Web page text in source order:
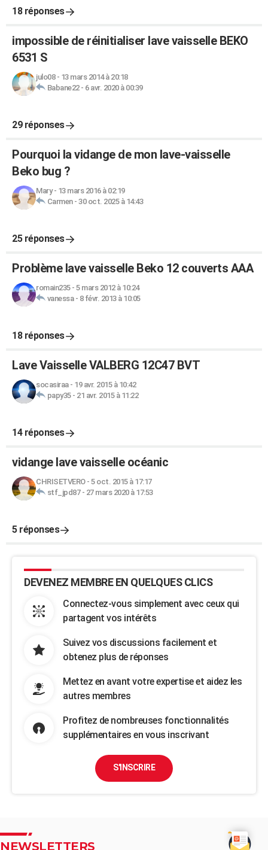
18 réponses
impossible de réinitialiser lave vaisselle BEKO
6531 S
julo08- 13 mars 2014 à 20:18
Babane22- 6 avr. 2020 à 00:39
29 réponses
Pourquoi la vidange de mon lave-vaisselle
Beko bug ?
Mary- 13 mars 2016 à 02:19
Carmen- 30 oct. 2025 à 14:43
25 réponses
Problème lave vaisselle Beko 12 couverts AAA
romain235- 5 mars 2012 à 10:24
vanessa- 8 févr. 2013 à 10:05
18 réponses
Lave Vaisselle VALBERG 12C47 BVT
socasiraa- 19 avr. 2015 à 10:42
papy35- 21 avr. 2015 à 11:22
14 réponses
vidange lave vaisselle océanic
CHRISETVERO- 5 oct. 2015 à 17:17
stf_jpd87- 27 mars 2020 à 17:53
5 réponses
DEVENEZ MEMBRE EN QUELQUES CLICS
Connectez-vous simplement avec ceux qui
partagent vos intérêts
Suivez vos discussions facilement et
obtenez plus de réponses
Mettez en avant votre expertise et aidez les
autres membres
Profitez de nombreuses fonctionnalités
supplémentaires en vous inscrivant
S'INSCRIRE
NEWSLETTERS